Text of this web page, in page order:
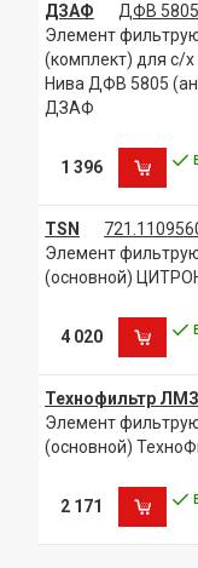
ДЗАФ
ДФВ 5805
Элемент
(комплект) для с/
Нива ДФВ 5805
ДЗАФ
1 396
TSN
Элемент
(основной)
4 020
Технофильтр ЛМЗ
Элемент
(основной)
2 171